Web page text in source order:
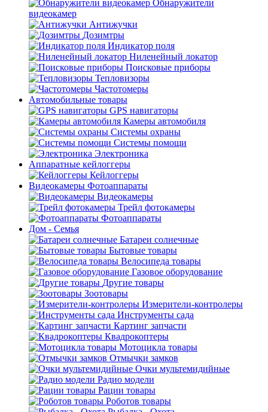
Обнаружители
видеокамер
Антижучки
Дозимтры
Индикатор поля
Ниленейный локатор
Поисковые приборы
Тепловизоры
Частотомеры
Автомобильные товары
GPS навигаторы
Камеры автомобиля
Системы охраны
Системы помощи
Электроника
Аппаратные кейлоггеры
Кейлоггеры
Видеокамеры Фотоаппараты
Видеокамеры
Трейл фотокамеры
Фотоаппараты
Дом - Семья
Батареи солнечные
Бытовые товары
Велосипеда товары
Газовое оборудование
Другие товары
Зоотовары
Измерители-контролеры
Инструменты сада
Картинг запчасти
Квадрокоптеры
Мотоцикла товары
Отмычки замков
Очки мультемидийные
Радио модели
Рации товары
Роботов товары